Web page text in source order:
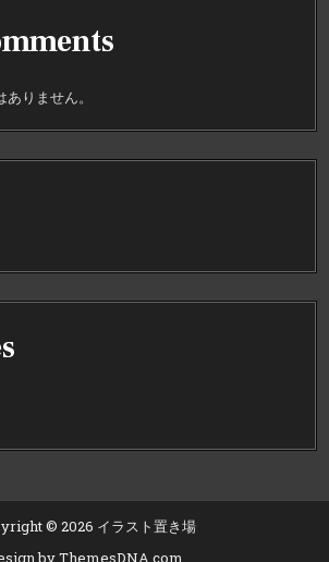
りません。
© 2026 イラスト置き場
by ThemesDNA.com